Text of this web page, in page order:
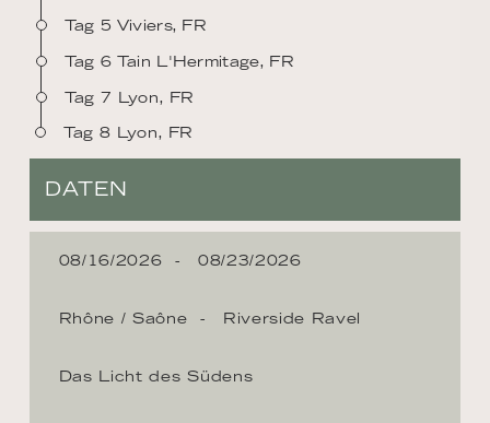
Tag 5 Viviers, FR
Tag 6 Tain L'Hermitage, FR
Tag 7 Lyon, FR
Tag 8 Lyon, FR
DATEN
08/16/2026 08/23/2026
Rhône / Saône Riverside Ravel
Das Licht des Südens